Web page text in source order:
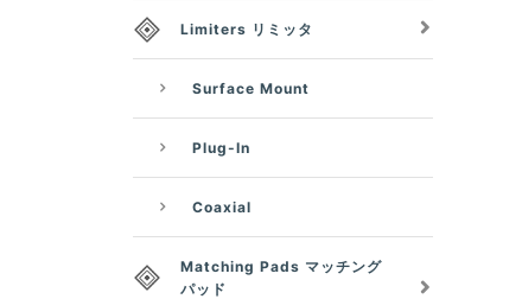
Limiters リミッタ
Surface Mount
Plug-In
Coaxial
Matching Pads マッチング
パッド